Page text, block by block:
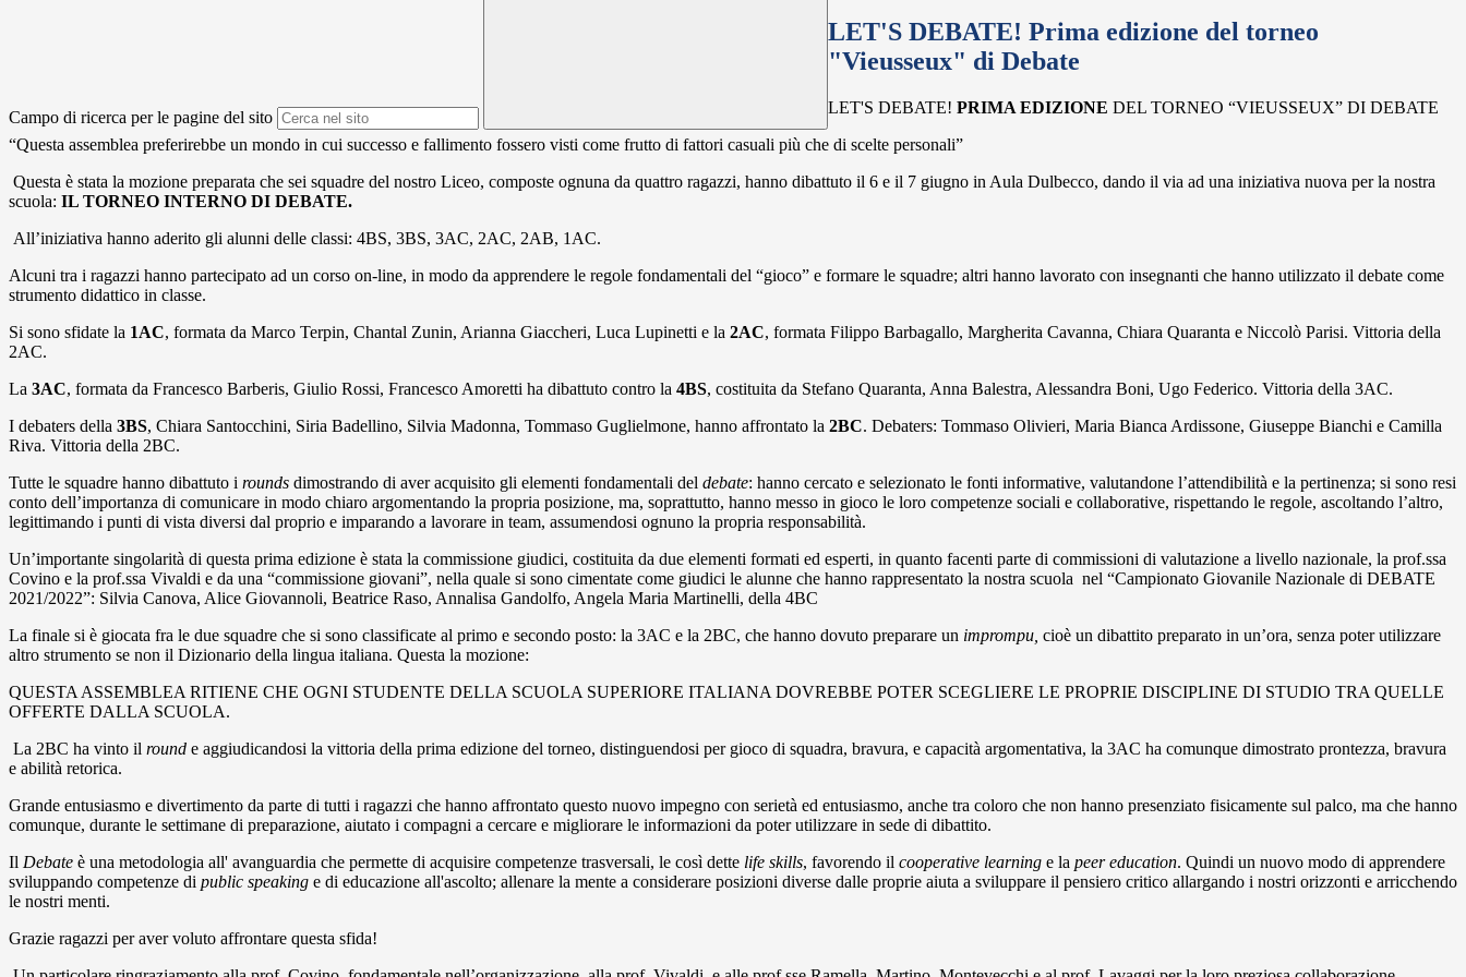
Campo di ricerca per le pagine del sito
LET'S DEBATE! Prima edizione del torneo
"Vieusseux" di Debate
LET'S DEBATE! PRIMA EDIZIONE DEL TORNEO “VIEUSSEUX” DI DEBATE
“Questa assemblea preferirebbe un mondo in cui successo e fallimento fossero visti come frutto di fattori casuali più che di scelte personali”
Questa è stata la mozione preparata che sei squadre del nostro Liceo, composte ognuna da quattro ragazzi, hanno dibattuto il 6 e il 7 giugno in Aula Dulbecco, dando il via ad una iniziativa nuova per la nostra
scuola: IL TORNEO INTERNO DI DEBATE.
All’iniziativa hanno aderito gli alunni delle classi: 4BS, 3BS, 3AC, 2AC, 2AB, 1AC.
Alcuni tra i ragazzi hanno partecipato ad un corso on-line, in modo da apprendere le regole fondamentali del “gioco” e formare le squadre; altri hanno lavorato con insegnanti che hanno utilizzato il debate come
strumento didattico in classe.
Si sono sfidate la 1AC, formata da Marco Terpin, Chantal Zunin, Arianna Giaccheri, Luca Lupinetti e la 2AC, formata Filippo Barbagallo, Margherita Cavanna, Chiara Quaranta e Niccolò Parisi. Vittoria della
2AC.
La 3AC, formata da Francesco Barberis, Giulio Rossi, Francesco Amoretti ha dibattuto contro la 4BS, costituita da Stefano Quaranta, Anna Balestra, Alessandra Boni, Ugo Federico. Vittoria della 3AC.
I debaters della 3BS, Chiara Santocchini, Siria Badellino, Silvia Madonna, Tommaso Guglielmone, hanno affrontato la 2BC. Debaters: Tommaso Olivieri, Maria Bianca Ardissone, Giuseppe Bianchi e Camilla
Riva. Vittoria della 2BC.
Tutte le squadre hanno dibattuto i rounds dimostrando di aver acquisito gli elementi fondamentali del debate: hanno cercato e selezionato le fonti informative, valutandone l’attendibilità e la pertinenza; si sono resi
conto dell’importanza di comunicare in modo chiaro argomentando la propria posizione, ma, soprattutto, hanno messo in gioco le loro competenze sociali e collaborative, rispettando le regole, ascoltando l’altro,
legittimando i punti di vista diversi dal proprio e imparando a lavorare in team, assumendosi ognuno la propria responsabilità.
Un’importante singolarità di questa prima edizione è stata la commissione giudici, costituita da due elementi formati ed esperti, in quanto facenti parte di commissioni di valutazione a livello nazionale, la prof.ssa
Covino e la prof.ssa Vivaldi e da una “commissione giovani”, nella quale si sono cimentate come giudici le alunne che hanno rappresentato la nostra scuola nel “Campionato Giovanile Nazionale di DEBATE
2021/2022”: Silvia Canova, Alice Giovannoli, Beatrice Raso, Annalisa Gandolfo, Angela Maria Martinelli, della 4BC
La finale si è giocata fra le due squadre che si sono classificate al primo e secondo posto: la 3AC e la 2BC, che hanno dovuto preparare un imprompu, cioè un dibattito preparato in un’ora, senza poter utilizzare
altro strumento se non il Dizionario della lingua italiana. Questa la mozione:
QUESTA ASSEMBLEA RITIENE CHE OGNI STUDENTE DELLA SCUOLA SUPERIORE ITALIANA DOVREBBE POTER SCEGLIERE LE PROPRIE DISCIPLINE DI STUDIO TRA QUELLE
OFFERTE DALLA SCUOLA.
La 2BC ha vinto il round e aggiudicandosi la vittoria della prima edizione del torneo, distinguendosi per gioco di squadra, bravura, e capacità argomentativa, la 3AC ha comunque dimostrato prontezza, bravura
e abilità retorica.
Grande entusiasmo e divertimento da parte di tutti i ragazzi che hanno affrontato questo nuovo impegno con serietà ed entusiasmo, anche tra coloro che non hanno presenziato fisicamente sul palco, ma che hanno
comunque, durante le settimane di preparazione, aiutato i compagni a cercare e migliorare le informazioni da poter utilizzare in sede di dibattito.
Il Debate è una metodologia all' avanguardia che permette di acquisire competenze trasversali, le così dette life skills, favorendo il cooperative learning e la peer education. Quindi un nuovo modo di apprendere
sviluppando competenze di public speaking e di educazione all'ascolto; allenare la mente a considerare posizioni diverse dalle proprie aiuta a sviluppare il pensiero critico allargando i nostri orizzonti e arricchendo
le nostri menti.
Grazie ragazzi per aver voluto affrontare questa sfida!